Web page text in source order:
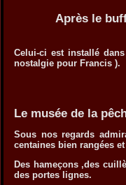
Après le buffet,
De la
Celui-ci est installé
nostalgie pour Francis ).
Le musée de la
Sous nos regards
centaines bien rangées
Des hameçons ,des
des portes lignes.